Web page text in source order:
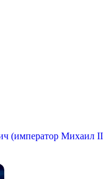
(император Михаил II